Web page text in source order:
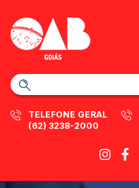
TELEFONE GERAL
(62) 3238-2000